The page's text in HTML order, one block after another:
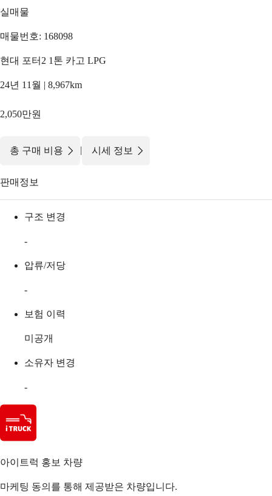
실매물
매물번호: 168098
현대 포터2 1톤 카고 LPG
24년 11월 | 8,967km
2,050만원
총 구매 비용 | 시세 정보
판매정보
구조 변경
-
압류/저당
-
보험 이력
미공개
소유자 변경
-
아이트럭 홍보 차량
마케팅 동의를 통해 제공받은 차량입니다.